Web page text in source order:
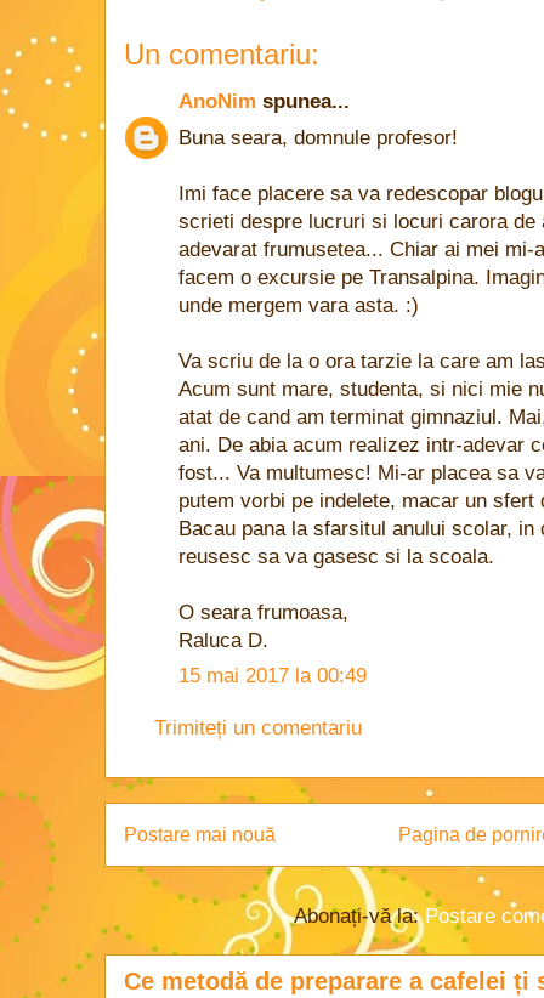
Un comentariu:
AnoNim spunea...
Buna seara, domnule profesor!
Imi face placere sa va redescopar
scrieti despre lucruri si locuri carora de
adevarat frumusetea... Chiar ai mei
facem o excursie pe Transalpina.
unde mergem vara asta. :)
Va scriu de la o ora tarzie la care am
Acum sunt mare, studenta, si nici mie
atat de cand am terminat gimnaziul.
ani. De abia acum realizez intr-adevar
fost... Va multumesc! Mi-ar placea sa
putem vorbi pe indelete, macar un sfert
Bacau pana la sfarsitul anului scolar,
reusesc sa va gasesc si la scoala.
O seara frumoasa,
Raluca D.
15 mai 2017 la 00:49
Trimiteți un comentariu
Postare mai nouă Pagina de
Abonați-vă la:Postare
Ce metodă de preparare a cafelei